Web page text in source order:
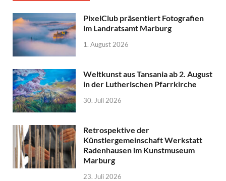
PixelClub präsentiert Fotografien
im Landratsamt Marburg
1. August 2026
Weltkunst aus Tansania ab 2. August
in der Lutherischen Pfarrkirche
30. Juli 2026
Retrospektive der
Künstlergemeinschaft Werkstatt
Radenhausen im Kunstmuseum
Marburg
23. Juli 2026